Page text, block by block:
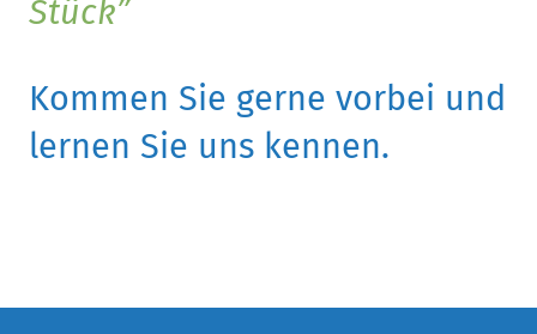
Stück
Kommen Sie gerne vorbei und
lernen Sie uns kennen.